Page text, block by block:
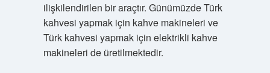
ilişkilendirilen bir araçtır. Günümüzde Türk
kahvesi yapmak için kahve makineleri ve
Türk kahvesi yapmak için elektrikli kahve
makineleri de üretilmektedir.